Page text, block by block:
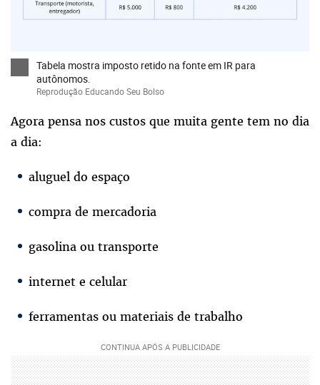
Tabela mostra imposto retido na fonte em IR para
autônomos.
Reprodução Educando Seu Bolso
Agora pensa nos custos que muita gente tem no dia
a dia:
aluguel do espaço
compra de mercadoria
gasolina ou transporte
internet e celular
ferramentas ou materiais de trabalho